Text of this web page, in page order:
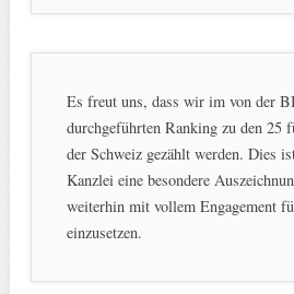
Es freut uns, dass wir im von der
durchgeführten Ranking zu den 25
der Schweiz gezählt werden. Dies
Kanzlei eine besondere
weiterhin mit vollem Engagement
einzusetzen.